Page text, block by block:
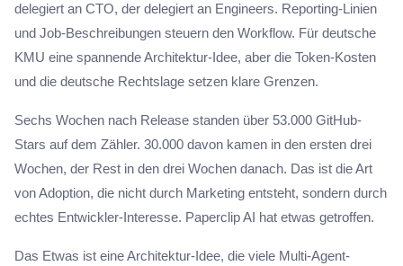
delegiert an CTO, der delegiert an Engineers. Reporting-Linien
und Job-Beschreibungen steuern den Workflow. Für deutsche
KMU eine spannende Architektur-Idee, aber die Token-Kosten
und die deutsche Rechtslage setzen klare Grenzen.
Sechs Wochen nach Release standen über 53.000 GitHub-
Stars auf dem Zähler. 30.000 davon kamen in den ersten drei
Wochen, der Rest in den drei Wochen danach. Das ist die Art
von Adoption, die nicht durch Marketing entsteht, sondern durch
echtes Entwickler-Interesse. Paperclip AI hat etwas getroffen.
Das Etwas ist eine Architektur-Idee, die viele Multi-Agent-